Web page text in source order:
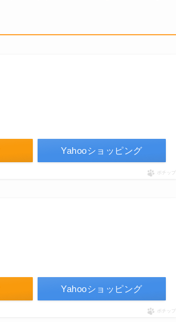
Yahooショッピング
ポチップ
Yahooショッピング
ポチップ